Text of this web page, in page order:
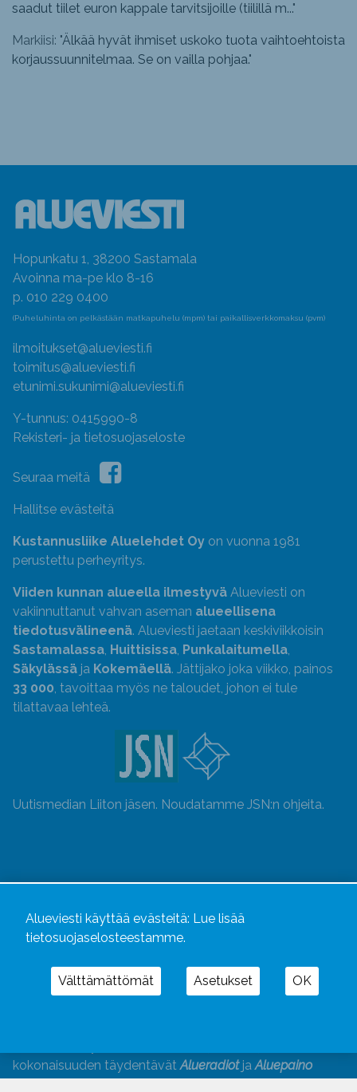
saadut tiilet euron kappale tarvitsijoille (tiilillä m..."
Markiisi: "Älkää hyvät ihmiset uskoko tuota vaihtoehtoista
korjaussuunnitelmaa. Se on vailla pohjaa."
Hopunkatu 1, 38200 Sastamala
Avoinna ma-pe klo 8-16
p. 010 229 0400
(Puheluhinta on pelkästään matkapuhelu (mpm) tai paikallisverkkomaksu (pvm)
ilmoitukset@alueviesti.fi
toimitus@alueviesti.fi
etunimi.sukunimi@alueviesti.fi
Y-tunnus: 0415990-8
Rekisteri- ja tietosuojaseloste
Seuraa meitä
Hallitse evästeitä
Kustannusliike Aluelehdet Oy on vuonna 1981
perustettu perheyritys.
Viiden kunnan alueella ilmestyvä Alueviesti on
vakiinnuttanut vahvan aseman alueellisena
tiedotusvälineenä. Alueviesti jaetaan keskiviikkoisin
Sastamalassa, Huittisissa, Punkalaitumella,
Säkylässä ja Kokemäellä. Jättijako joka viikko, painos
33 000, tavoittaa myös ne taloudet, johon ei tule
tilattavaa lehteä.
Uutismedian Liiton jäsen. Noudatamme JSN:n ohjeita.
kokonaisuuden täydentävätAlueradiotjaAluepaino
Alueviesti käyttää evästeitä: Lue lisää
tietosuojaselosteestamme.
Välttämättömät Asetukset OK